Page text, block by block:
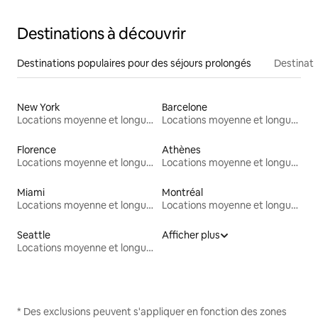
Destinations à découvrir
Destinations populaires pour des séjours prolongés
New York
Locations moyenne et longue durée
Barcelone
Locations moyenne et longue durée
Florence
Locations moyenne et longue durée
Athènes
Locations moyenne et longue durée
Miami
Locations moyenne et longue durée
Montréal
Locations moyenne et longue durée
Seattle
Locations moyenne et longue durée
Afficher plus
* Des exclusions peuvent s'appliquer en fonction des zones